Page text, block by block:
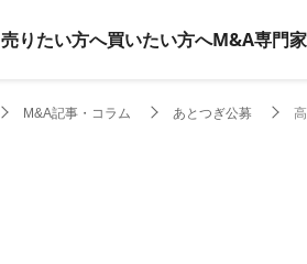
売りたい方へ買いたい方へM&A専門
M&A記事・コラム あとつぎ公募